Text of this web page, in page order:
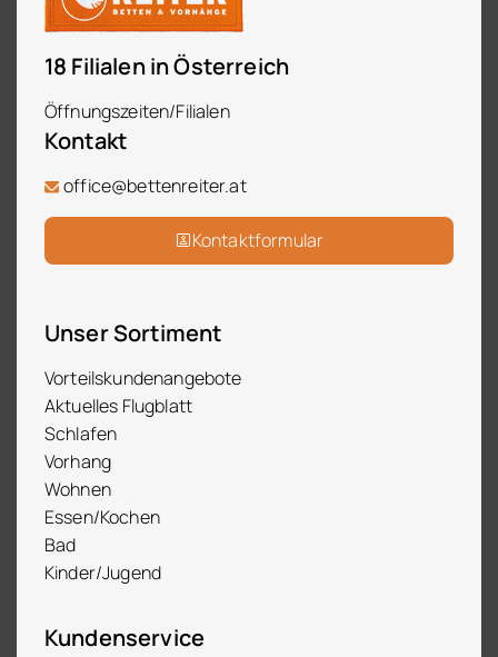
18 Filialen in Österreich
Öffnungszeiten/Filialen
Kontakt
office@bettenreiter.at
Kontaktformular
Unser Sortiment
Vorteilskundenangebote
Aktuelles Flugblatt
Schlafen
Vorhang
Wohnen
Essen/Kochen
Bad
Kinder/Jugend
Kundenservice